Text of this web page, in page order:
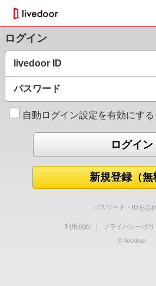
ログイン
livedoor ID
パスワード
自動ログイン設定を有効にする
新規登録（無
パスワード・IDを忘
利用規約 ｜ プライバシーポリ
© livedoor